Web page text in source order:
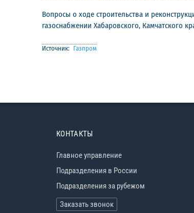
Вопросы о ходе строительства и
газоснабжении Хабаровского, Камчатского
Источник: Газпром
КОНТАКТЫ
Главное управление
Подразделения в России
Подразделения за рубежом
Заказать звонок